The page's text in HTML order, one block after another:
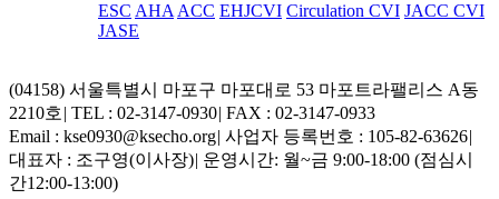
ESC AHA ACC EHJCVI Circulation CVI JACC CVI
JASE
(04158) 서울특별시 마포구 마포대로 53 마포트라팰리스 A동
2210호 | TEL : 02-3147-0930| FAX : 02-3147-0933
Email : kse0930@ksecho.org| 사업자 등록번호 : 105-82-63626|
대표자 : 조구영(이사장)| 운영시간: 월~금 9:00-18:00 (점심시
간12:00-13:00)